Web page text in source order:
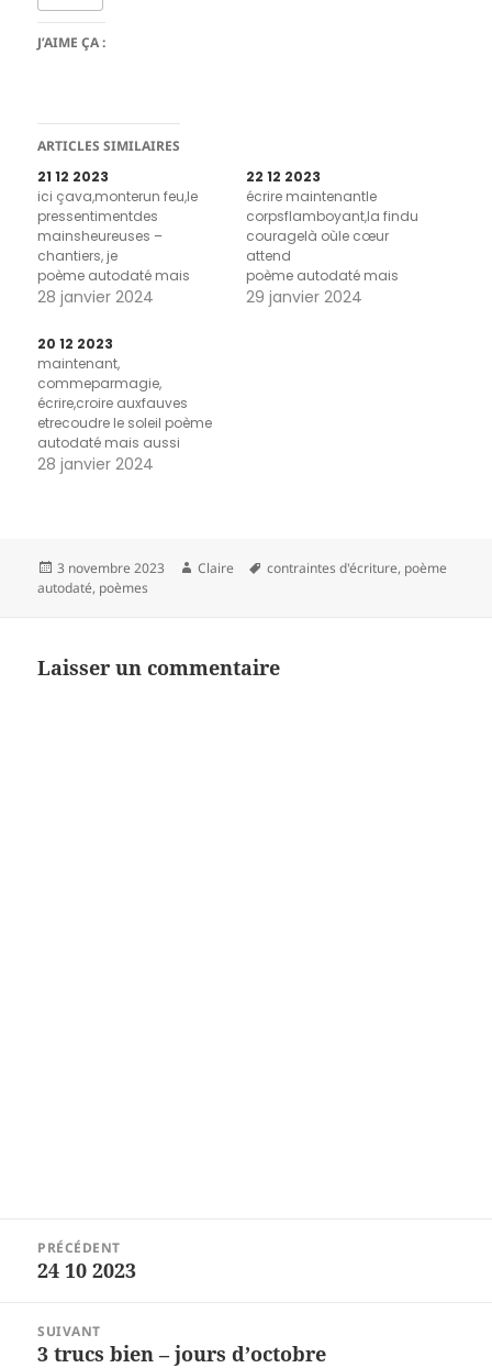
J’AIME ÇA :
ARTICLES SIMILAIRES
21 12 2023
ici çava,monterun feu,le
pressentimentdes
mainsheureuses –
chantiers, je
poème autodaté mais
aussi poème de titres
28 janvier 2024
22 12 2023
écrire maintenantle
corpsflamboyant,la findu
couragelà oùle cœur
attend
poème autodaté mais
aussi poème de titres
29 janvier 2024
20 12 2023
maintenant,
commeparmagie,
écrire,croire auxfauves
etrecoudre le soleil poème
autodaté mais aussi
poème de titres
28 janvier 2024
Publié
le
3 novembre 2023 Auteur
Claire
Mots-
contraintes d'écriture, poème
autodaté, poèmes
Laisser un commentaire
l’article
PRÉCÉDENT
Article
24 10 2023
SUIVANT
Article
3 trucs bien – jours d’octobre